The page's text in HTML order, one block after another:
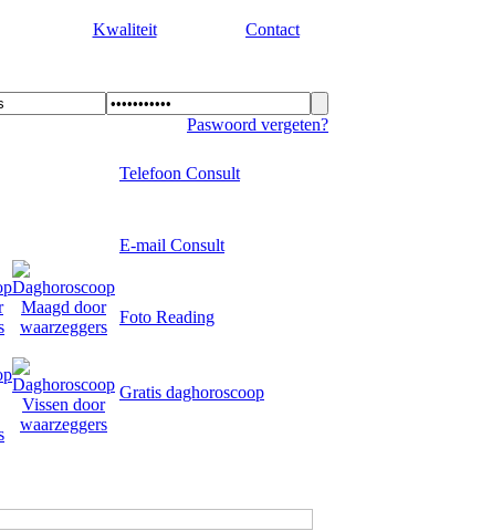
Kwaliteit Contact
Paswoord vergeten?
Telefoon Consult
E-mail Consult
Foto Reading
Gratis daghoroscoop